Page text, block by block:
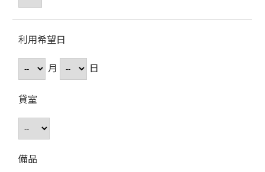
利用希望日
月
日
貸室
備品